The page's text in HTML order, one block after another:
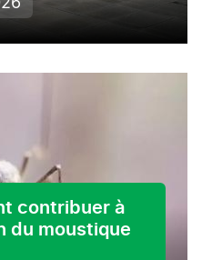
contribuer à
du moustique